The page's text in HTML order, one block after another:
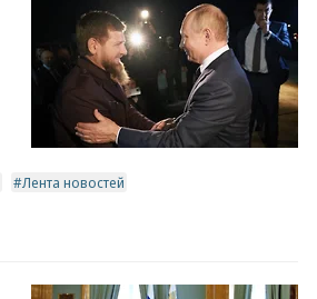
Лента новостей